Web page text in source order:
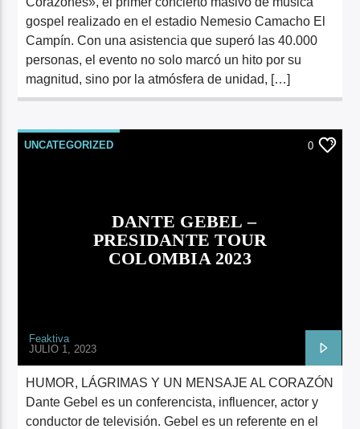
gospel realizado en el estadio Nemesio Camacho El
Campín. Con una asistencia que superó las 40.000
personas, el evento no solo marcó un hito por su
magnitud, sino por la atmósfera de unidad, […]
UNCATEGORIZED 0
DANTE GEBEL –
PRESIDANTE TOUR
COLOMBIA 2023
Feaktiva
JULIO 1, 2023
HUMOR, LÁGRIMAS Y UN MENSAJE AL CORAZÓN
Dante Gebel es un conferencista, influencer, actor y
conductor de televisión. Gebel es un referente en el